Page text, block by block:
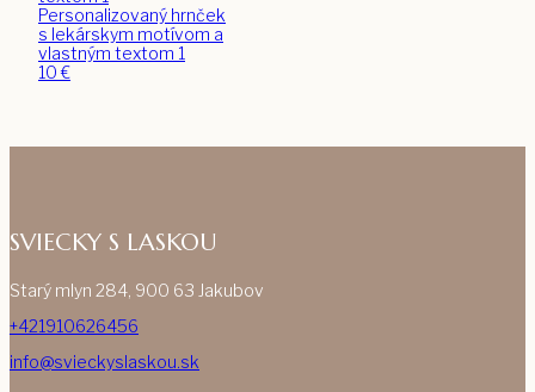
Personalizovaný hrnček
s lekárskym motívom a
vlastným textom 1
10€
SVIECKY S LASKOU
Starý mlyn 284, 900 63 Jakubov
+421910626456
info@svieckyslaskou.sk